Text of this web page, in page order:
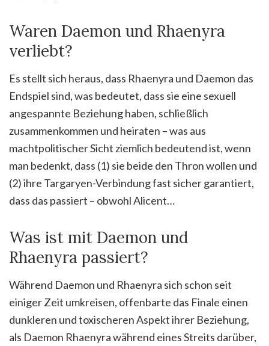
Waren Daemon und Rhaenyra
verliebt?
Es stellt sich heraus, dass Rhaenyra und Daemon das
Endspiel sind, was bedeutet, dass sie eine sexuell
angespannte Beziehung haben, schließlich
zusammenkommen und heiraten – was aus
machtpolitischer Sicht ziemlich bedeutend ist, wenn
man bedenkt, dass (1) sie beide den Thron wollen und
(2) ihre Targaryen-Verbindung fast sicher garantiert,
dass das passiert – obwohl Alicent…
Was ist mit Daemon und
Rhaenyra passiert?
Während Daemon und Rhaenyra sich schon seit
einiger Zeit umkreisen, offenbarte das Finale einen
dunkleren und toxischeren Aspekt ihrer Beziehung,
als Daemon Rhaenyra während eines Streits darüber,